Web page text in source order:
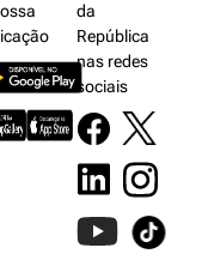
da
República
nas redes
sociais